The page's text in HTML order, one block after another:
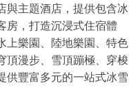
與主題酒店，提供包含冰
房，打造沉浸式住宿體
上樂園、陸地樂園、特色
頂漫步、雪頂蹦極、穿梭
供豐富多元的一站式冰雪